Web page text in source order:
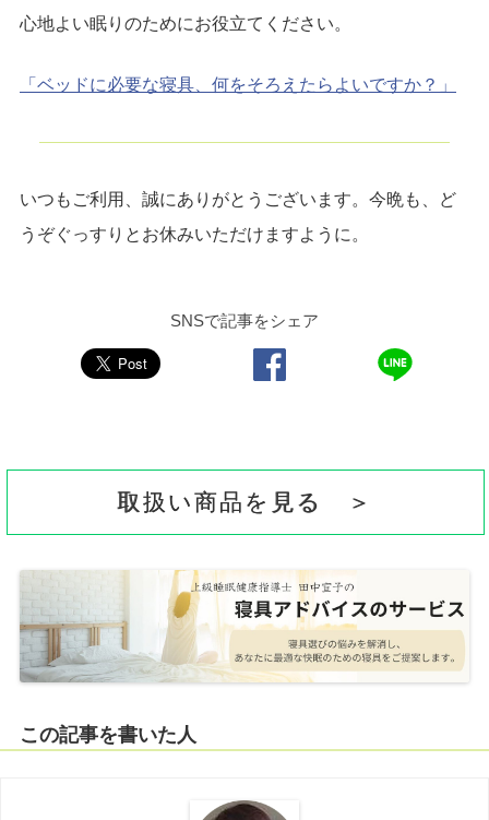
心地よい眠りのためにお役立てください。
「ベッドに必要な寝具、何をそろえたらよいですか？」
いつもご利用、誠にありがとうございます。今晩も、ど
うぞぐっすりとお休みいただけますように。
SNSで記事をシェア
取扱い商品を見る ＞
この記事を書いた人